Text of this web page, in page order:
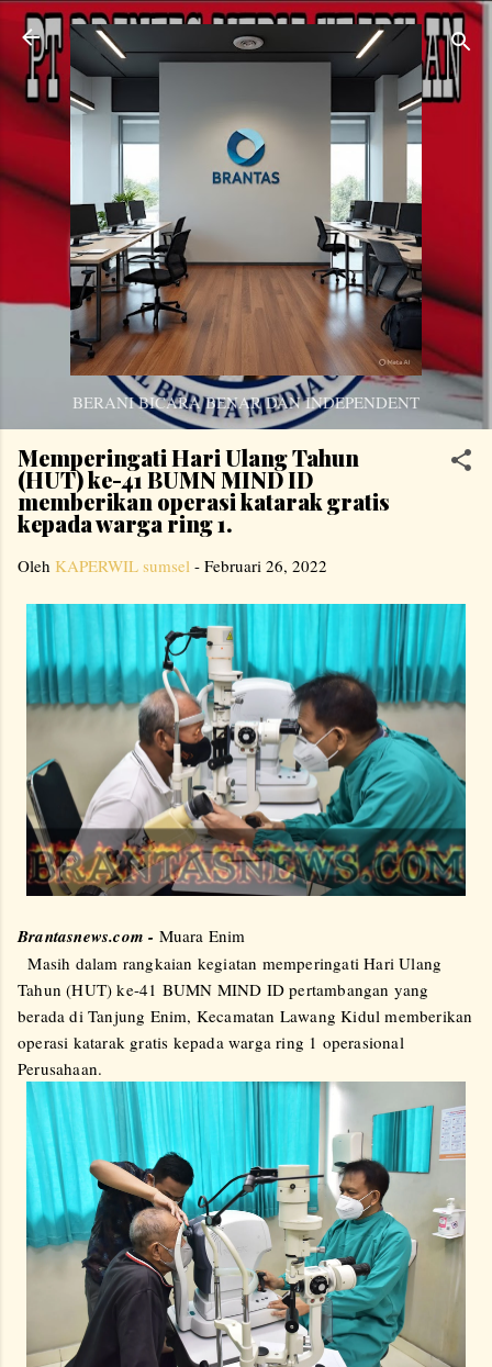
Langsung ke konten utama
BERANI BICARA BENAR DAN INDEPENDENT
Memperingati Hari Ulang Tahun
(HUT) ke-41 BUMN MIND ID
memberikan operasi katarak gratis
kepada warga ring 1.
Oleh KAPERWIL sumsel - Februari 26, 2022
Brantasnews.com - Muara Enim
Masih dalam rangkaian kegiatan memperingati Hari Ulang
Tahun (HUT) ke-41 BUMN MIND ID pertambangan yang
berada di Tanjung Enim, Kecamatan Lawang Kidul memberikan
operasi katarak gratis kepada warga ring 1 operasional
Perusahaan.